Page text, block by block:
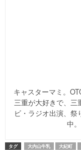
キャスターマミ。
三重が大好きで、三
ビ・ラジオ出演、
中。
タグ 大内山牛乳 大紀町